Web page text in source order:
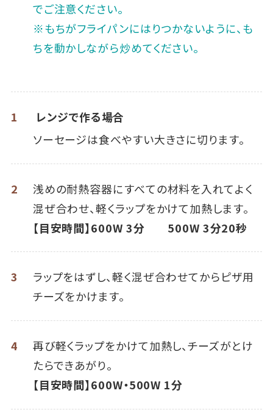
でご注意ください。
※もちがフライパンにはりつかないように、も
ちを動かしながら炒めてください。
1
レンジで作る場合
ソーセージは食べやすい大きさに切ります。
2
浅めの耐熱容器にすべての材料を入れてよく
混ぜ合わせ、軽くラップをかけて加熱します。
【目安時間】600W 3分 500W 3分20秒
3
ラップをはずし、軽く混ぜ合わせてからピザ用
チーズをかけます。
4
再び軽くラップをかけて加熱し、チーズがとけ
たらできあがり。
【目安時間】600W・500W 1分